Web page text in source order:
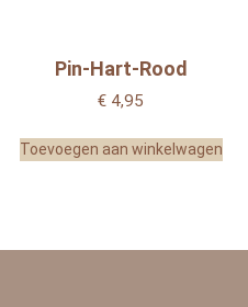
Pin-Hart-Rood
€ 4,95
Toevoegen aan winkelwagen